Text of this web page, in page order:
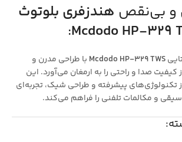
و بی‌نقص هندزفری بلوتوث
:
Mcdodo HP-329 TWS با طراحی مدرن و
کیفیت صدا و راحتی را به ارمغان می‌آورد. این
تکنولوژی‌های پیشرفته و طراحی شیک، تجربه‌ای
و مکالمات تلفنی را فراهم می‌کند.